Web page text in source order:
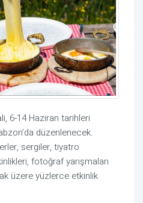
6-14 Haziran tarihleri
düzenlenecek.
sergiler, tiyatro
fotoğraf yarışmaları
üzere yüzlerce etkinlik